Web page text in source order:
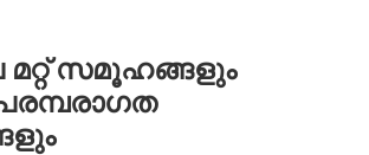
മറ്റ് സമൂഹങ്ങളും